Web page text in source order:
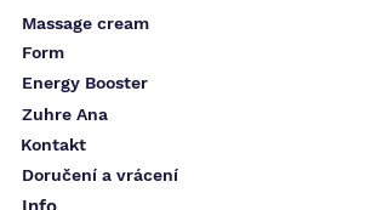
Massage cream
Form
Energy Booster
Zuhre Ana
Kontakt
Doručení a vrácení